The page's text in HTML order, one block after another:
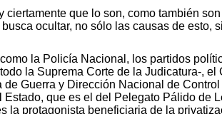
que lo son, como también
ocultar, no sólo las causas de esto,
la Policía Nacional, los partidos
la Suprema Corte de la Judicatura-, el
Guerra y Dirección Nacional de
que es el del Pelegato Pálido de
la protagonista beneficiaria de la